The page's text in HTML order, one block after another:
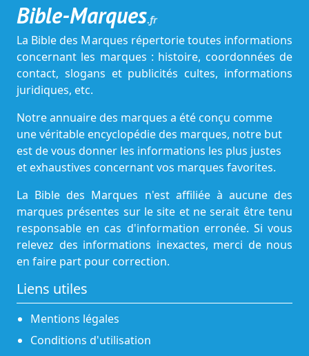
Bible-Marques.fr
La Bible des Marques répertorie toutes informations
concernant les marques : histoire, coordonnées de
contact, slogans et publicités cultes, informations
juridiques, etc.
Notre annuaire des marques a été conçu comme
une véritable encyclopédie des marques, notre but
est de vous donner les informations les plus justes
et exhaustives concernant vos marques favorites.
La Bible des Marques n'est affiliée à aucune des
marques présentes sur le site et ne serait être tenu
responsable en cas d'information erronée. Si vous
relevez des informations inexactes, merci de nous
en faire part pour correction.
Liens utiles
Mentions légales
Conditions d'utilisation